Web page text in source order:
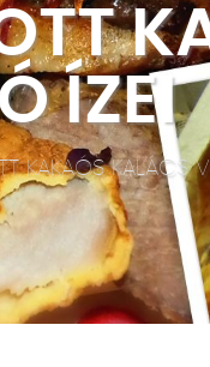
ÍZEI
KAKAÓS KALÁCS